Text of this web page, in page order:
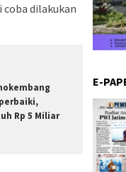
coba dilakukan
Rp 5 Miliar
E-